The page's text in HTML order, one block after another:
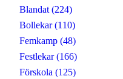
Blandat (224)
Bollekar (110)
Femkamp (48)
Festlekar (166)
Förskola (125)